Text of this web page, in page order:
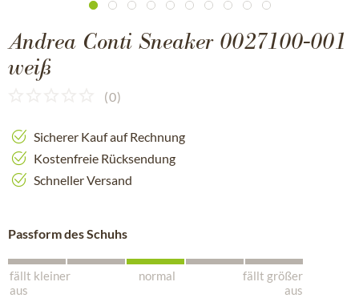
Andrea Conti Sneaker 0027100-001
weiß
(0)
Sicherer Kauf auf Rechnung
Kostenfreie Rücksendung
Schneller Versand
Passform des Schuhs
fällt kleiner
aus
normal
fällt größer
aus